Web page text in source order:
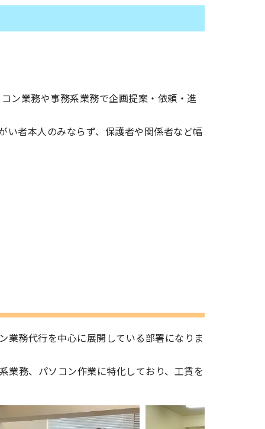
ン業務や事務系業務で企画提案・依頼・進
い者本人のみならず、保護者や関係者など幅
務代行を中心に展開している部署になりま
業務、パソコン作業に特化しており、工賃を